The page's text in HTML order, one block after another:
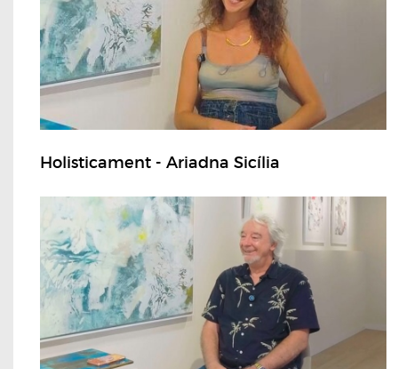
Holisticament - Ariadna Sicília